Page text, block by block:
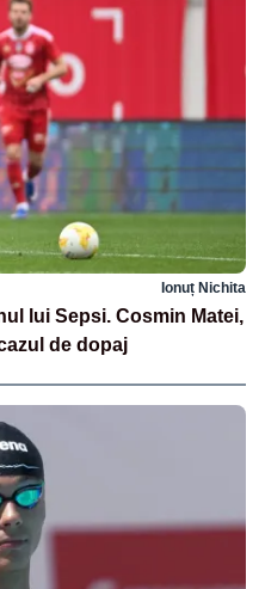
Ionuț Nichita
lui Sepsi. Cosmin Matei,
de dopaj